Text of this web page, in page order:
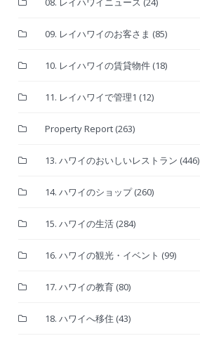
09. レイハワイのお客さま (85)
10. レイハワイの賃貸物件 (18)
11. レイハワイで管理1 (12)
Property Report (263)
13. ハワイのおいしいレストラン (446)
14. ハワイのショップ(260)
15. ハワイの生活 (284)
16. ハワイの観光・イベント (99)
17. ハワイの教育 (80)
18. ハワイへ移住 (43)